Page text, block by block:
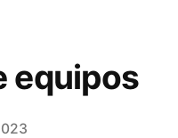
equipos